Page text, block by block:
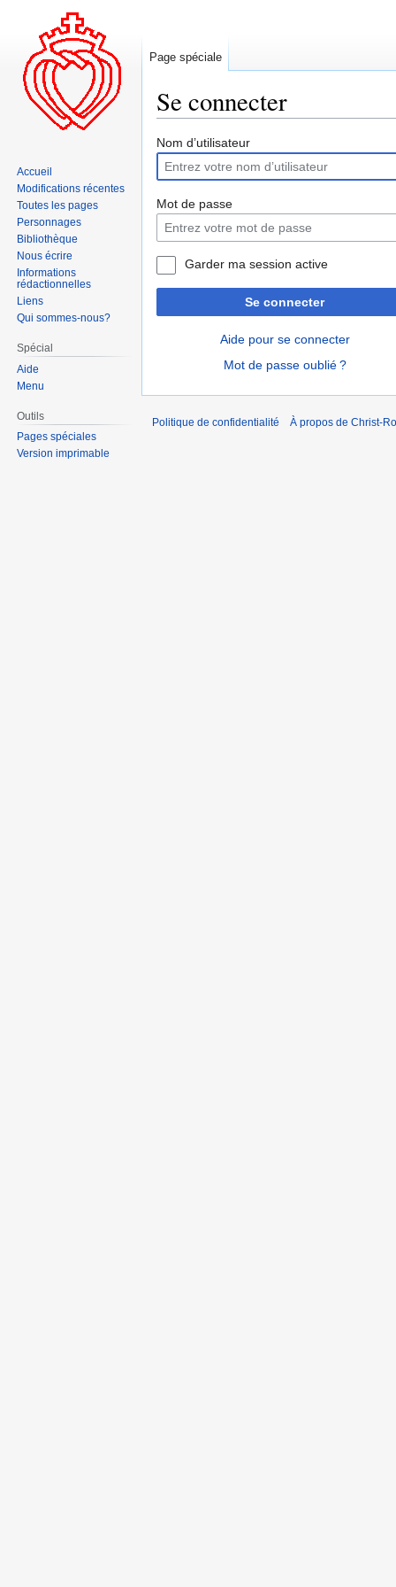
Se connecter
Aller
la
navigation
Aller
la
recherche
Nom d’utilisateur
Mot de passe
Garder ma session active
Se connecter
Aide pour se connecter
Mot de passe oublié ?
Page spéciale
Accueil
Modifications récentes
Toutes les pages
Personnages
Bibliothèque
Nous écrire
Informations
rédactionnelles
Liens
Qui sommes-nous?
Spécial
Aide
Menu
Outils
Pages spéciales
Version imprimable
Politique de confidentialité À propos de Christ-